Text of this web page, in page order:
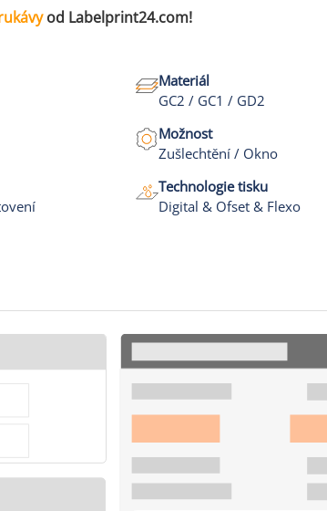
od Labelprint24.com!
Materiál
GC2 / GC1 / GD2
Možnost
Zušlechtění / Okno
Technologie tisku
Digital & Ofset & Flexo